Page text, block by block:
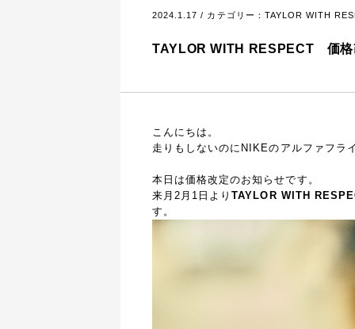
2024.1.17 / カテゴリー： TAYLOR WITH
TAYLOR WITH RESPECT 価格
こんにちは。
走りもしないのにNIKEのアルファフラ
本日は価格改定のお知らせです。
来月2月1日よりTAYLOR WITH
す。